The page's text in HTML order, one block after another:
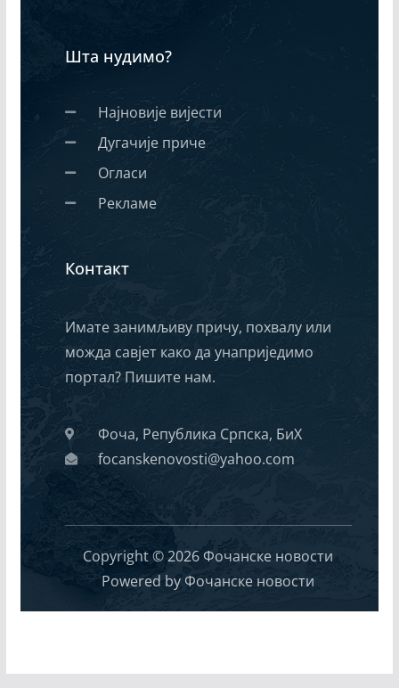
Шта нудимо?
Најновије вијести
Дугачије приче
Огласи
Рекламе
Контакт
Имате занимљиву причу, похвалу или
можда савјет како да унаприједимо
портал? Пишите нам.
Фоча, Република Српска, БиХ
focanskenovosti@yahoo.com
Copyright © 2026 Фочанске новости
Powered by Фочанске новости